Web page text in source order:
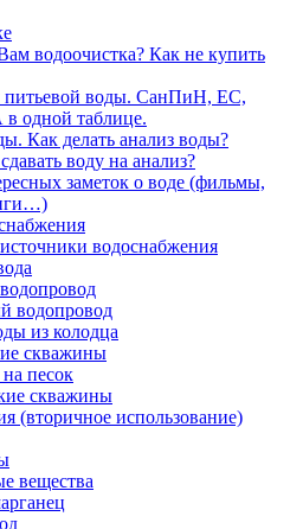
водоочистка? Как не купить
питьевой воды. СанПиН, ЕС,
одной таблице.
Как делать анализ воды?
воду на анализ?
заметок о воде (фильмы,
водоснабжения
водопровод
из колодца
скважины
песок
скважины
(вторичное использование)
вещества